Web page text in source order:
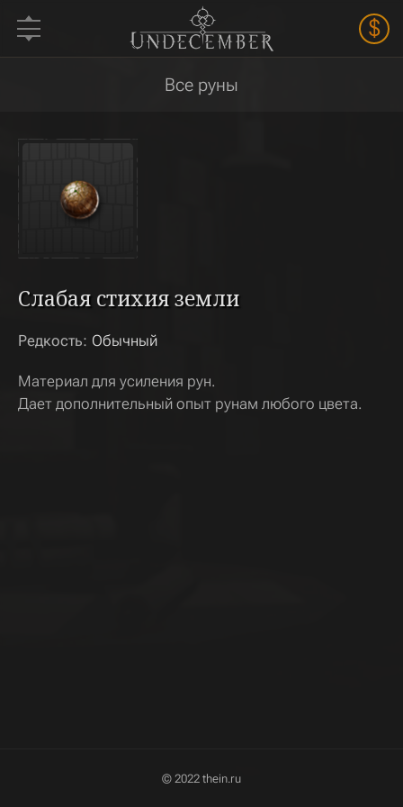
$
Все руны
Слабая стихия земли
Редкость: Обычный
Материал для усиления рун.
Дает дополнительный опыт рунам любого цвета.
© 2022 thein.ru